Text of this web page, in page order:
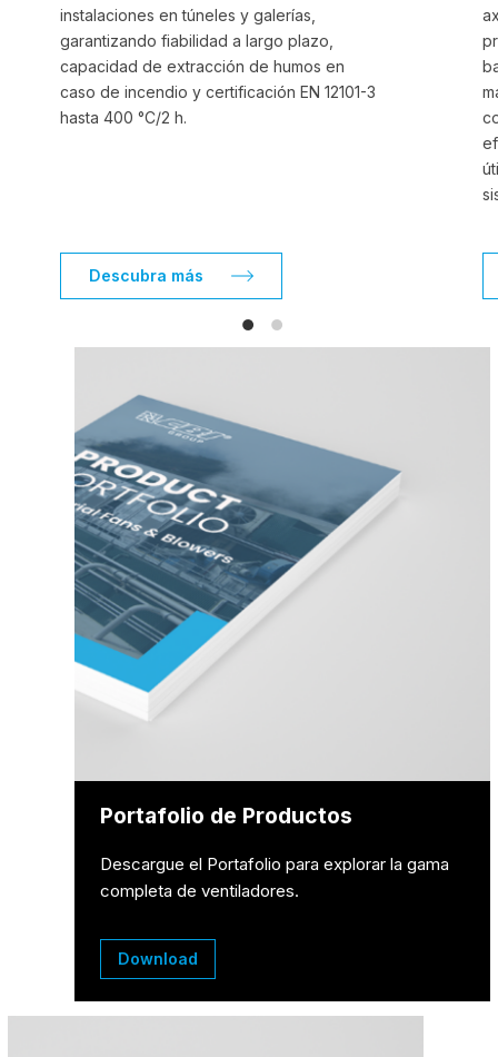
instalaciones en túneles y galerías,
garantizando fiabilidad a largo plazo,
capacidad de extracción de humos en
caso de incendio y certificación EN 12101-3
hasta 400 °C/2 h.
Descubra más
Portafolio de Productos
Descargue el Portafolio para explorar la gama
completa de ventiladores.
Download